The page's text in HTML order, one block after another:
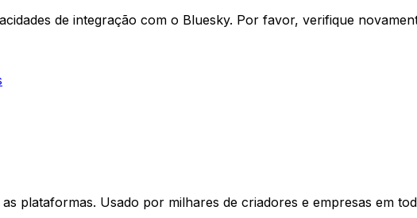
de integração com o Bluesky. Por favor, verifique
plataformas. Usado por milhares de criadores e empresas em